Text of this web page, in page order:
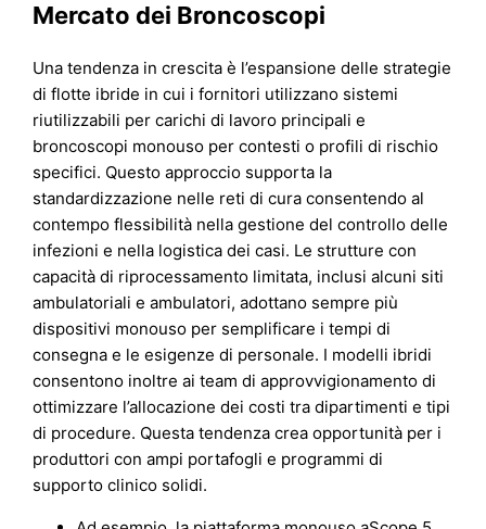
Mercato dei Broncoscopi
Una tendenza in crescita è l’espansione delle strategie
di flotte ibride in cui i fornitori utilizzano sistemi
riutilizzabili per carichi di lavoro principali e
broncoscopi monouso per contesti o profili di rischio
specifici. Questo approccio supporta la
standardizzazione nelle reti di cura consentendo al
contempo flessibilità nella gestione del controllo delle
infezioni e nella logistica dei casi. Le strutture con
capacità di riprocessamento limitata, inclusi alcuni siti
ambulatoriali e ambulatori, adottano sempre più
dispositivi monouso per semplificare i tempi di
consegna e le esigenze di personale. I modelli ibridi
consentono inoltre ai team di approvvigionamento di
ottimizzare l’allocazione dei costi tra dipartimenti e tipi
di procedure. Questa tendenza crea opportunità per i
produttori con ampi portafogli e programmi di
supporto clinico solidi.